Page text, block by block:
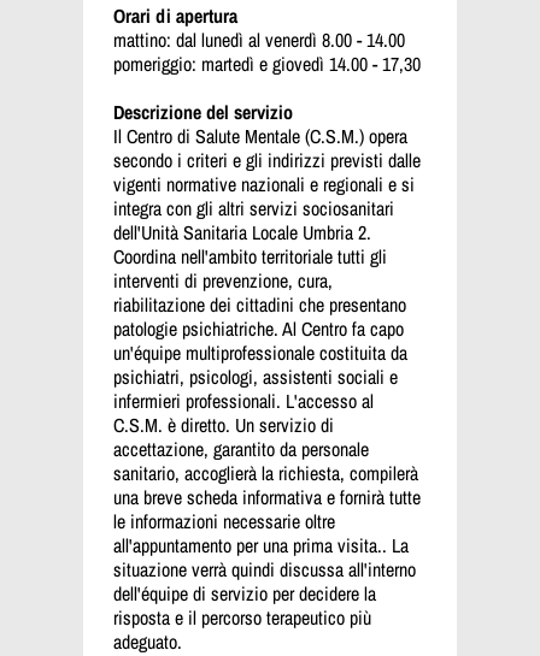
Orari di apertura
mattino: dal lunedì al venerdì 8.00 - 14.00
pomeriggio: martedì e giovedì 14.00 - 17,30
Descrizione del servizio
Il Centro di Salute Mentale (C.S.M.) opera
secondo i criteri e gli indirizzi previsti dalle
vigenti normative nazionali e regionali e si
integra con gli altri servizi sociosanitari
dell'Unità Sanitaria Locale Umbria 2.
Coordina nell'ambito territoriale tutti gli
interventi di prevenzione, cura,
riabilitazione dei cittadini che presentano
patologie psichiatriche. Al Centro fa capo
un'équipe multiprofessionale costituita da
psichiatri, psicologi, assistenti sociali e
infermieri professionali. L'accesso al
C.S.M. è diretto. Un servizio di
accettazione, garantito da personale
sanitario, accoglierà la richiesta, compilerà
una breve scheda informativa e fornirà tutte
le informazioni necessarie oltre
all'appuntamento per una prima visita.. La
situazione verrà quindi discussa all'interno
dell'équipe di servizio per decidere la
risposta e il percorso terapeutico più
adeguato.